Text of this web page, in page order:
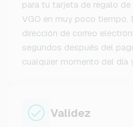
para tu tarjeta de regalo
VGO en muy poco tiempo.
dirección de correo
segundos después del
cualquier momento del día
Validez